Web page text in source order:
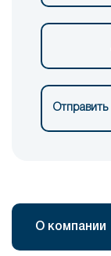
Отправить
О компании